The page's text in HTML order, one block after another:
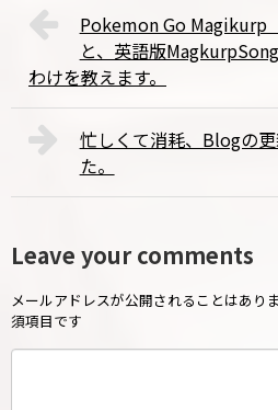
Pokemon Go Magikurp
と、英語版
わけを教えます。
忙しくて消耗、Blogの
た。
Leave your comments
メールアドレスが公開されることはありま
須項目です